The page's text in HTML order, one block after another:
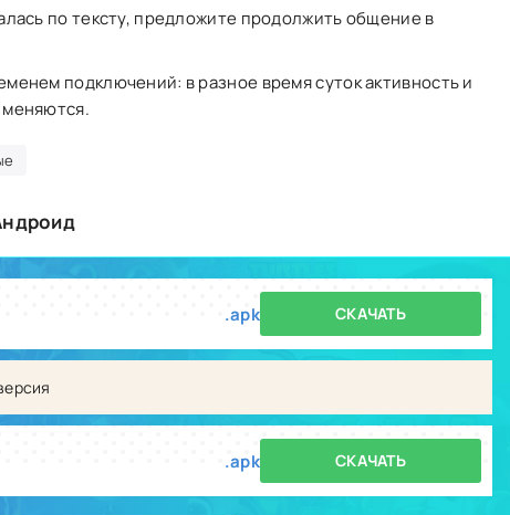
по тексту, предложите продолжить общение в
подключений: в разное время суток активность и
.apk СКАЧАТЬ
.apk СКАЧАТЬ